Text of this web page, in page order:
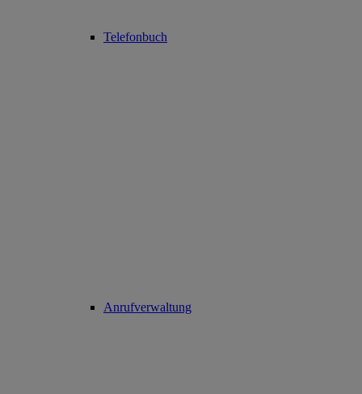
Telefonbuch
Anrufverwaltung